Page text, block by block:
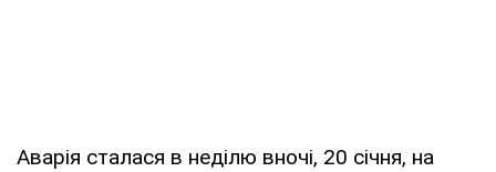
Аварія сталася в неділю вночі, 20 січня, на